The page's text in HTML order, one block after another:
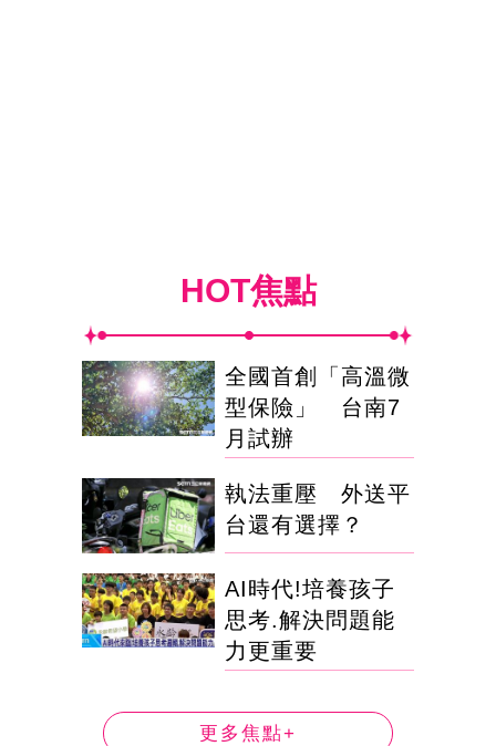
HOT焦點
全國首創「高溫微
型保險」 台南7
月試辦
執法重壓 外送平
台還有選擇？
AI時代!培養孩子
思考.解決問題能
力更重要
更多焦點+